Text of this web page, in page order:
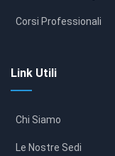
Corsi Professionali
Link Utili
Chi Siamo
Le Nostre Sedi